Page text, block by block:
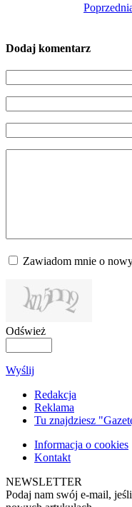
Dodaj komentarz
Zawiadom mnie o
Odśwież
Wyślij
Redakcja
Reklama
Tu znajdziesz
Informacja o cookies
Kontakt
NEWSLETTER
Podaj nam swój e-mail,